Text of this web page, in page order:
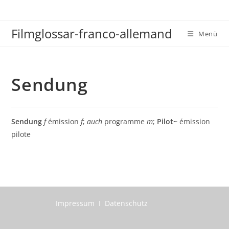
springen
Filmglossar-franco-allemand Menü
Sendung
Sendung fémissionf;auch programmem; Pilot~ émission
pilote
Impressum I Datenschutz